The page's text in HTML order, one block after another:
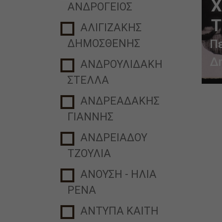
ΑΝΔΡΟΓΕΙΟΣ
ΑΛΙΓΙΖΑΚΗΣ
ΔΗΜΟΣΘΕΝΗΣ
ΑΝΔΡΟΥΛΙΔΑΚΗ
ΣΤΕΛΛΑ
ΑΝΔΡΕΑΔΑΚΗΣ
ΓΙΑΝΝΗΣ
ΑΝΔΡΕΙΑΔΟΥ
ΤΖΟΥΛΙΑ
ΑΝΟΥΣΗ - ΗΛΙΑ
ΡΕΝΑ
ΑΝΤΥΠΑ ΚΑΙΤΗ